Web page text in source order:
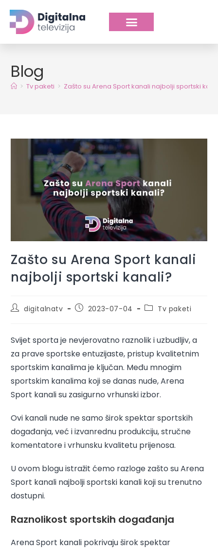
Blog
> Tv paketi > Zašto su Arena Sport kanali najbolji sportski
Zašto su Arena Sport kanali
najbolji sportski kanali?
digitalnatv 2023-07-04 Tv paketi
Svijet sporta je nevjerovatno raznolik i uzbudljiv, a
za prave sportske entuzijaste, pristup kvalitetnim
sportskim kanalima je ključan. Među mnogim
sportskim kanalima koji se danas nude, Arena
Sport kanali su zasigurno vrhunski izbor.
Ovi kanali nude ne samo širok spektar sportskih
događanja, već i izvanrednu produkciju, stručne
komentatore i vrhunsku kvalitetu prijenosa.
U ovom blogu istražit ćemo razloge zašto su Arena
Sport kanali najbolji sportski kanali koji su trenutno
dostupni.
Raznolikost sportskih događanja
Arena Sport kanali pokrivaju širok spektar